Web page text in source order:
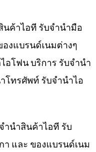
นค้าไอที รับจำนำมือ
งแบรนด์เนมต่างๆ
อโฟน บริการ รับจำนำ
โทรศัพท์ รับจำนำไอ
ำนำสินค้าไอที รับ
และ ของแบรนด์เนม